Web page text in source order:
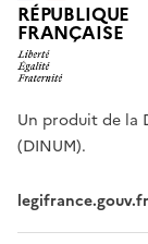
RÉPUBLIQUE
FRANÇAISE
Un produit de la
(DINUM).
legifrance.gouv.fr